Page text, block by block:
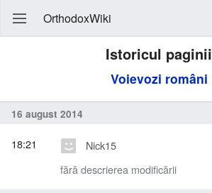
OrthodoxWiki
Istoricul paginii
Voievozi români
16 august 2014
Nick15
fără descrierea modificării
18:21